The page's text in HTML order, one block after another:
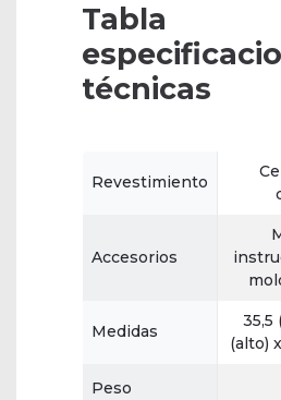
Tabla
técnicas
Revestimiento
Accesorios
Medidas
35,5
(alto)
Peso